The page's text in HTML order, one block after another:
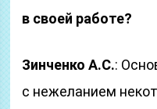
в своей работе?
Зинченко А.С.:
с нежеланием